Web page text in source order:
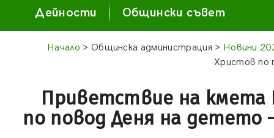
Дейности Общински съвет
Начало > Общинска администрация > Новини
Христов по
Приветствие на кмета
по повод Деня на детето